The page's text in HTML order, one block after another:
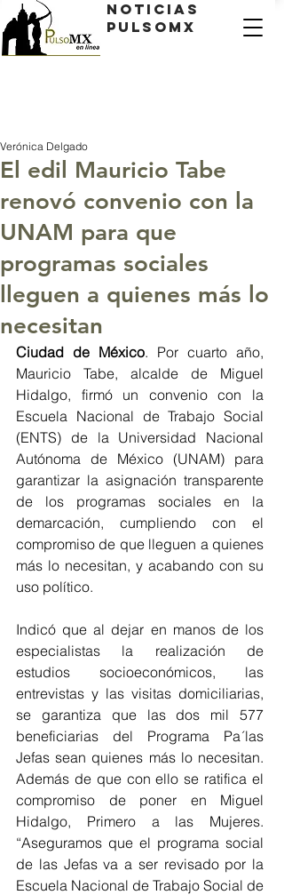
Noticias
PulsoMX
El edil Mauricio Tabe
renovó convenio con la
UNAM para que
programas sociales
lleguen a quienes más lo
necesitan
Verónica Delgado
Ciudad de México. Por cuarto año,
Mauricio Tabe, alcalde de Miguel
Hidalgo, firmó un convenio con la
Escuela Nacional de Trabajo Social
(ENTS) de la Universidad Nacional
Autónoma de México (UNAM) para
garantizar la asignación transparente
de los programas sociales en la
demarcación, cumpliendo con el
compromiso de que lleguen a quienes
más lo necesitan, y acabando con su
uso político.
Indicó que al dejar en manos de los
especialistas la realización de
estudios socioeconómicos, las
entrevistas y las visitas domiciliarias,
se garantiza que las dos mil 577
beneficiarias del Programa Pa´las
Jefas sean quienes más lo necesitan.
Además de que con ello se ratifica el
compromiso de poner en Miguel
Hidalgo, Primero a las Mujeres.
“Aseguramos que el programa social
de las Jefas va a ser revisado por la
Escuela Nacional de Trabajo Social de